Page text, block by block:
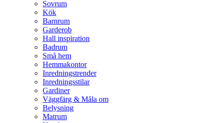
Sovrum
Kök
Barnrum
Garderob
Hall inspiration
Badrum
Små hem
Hemmakontor
Inredningstrender
Inredningsstilar
Gardiner
Väggfärg & Måla om
Belysning
Matrum